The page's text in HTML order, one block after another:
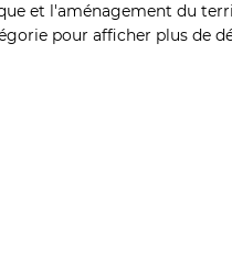
et l'aménagement du
pour afficher plus de